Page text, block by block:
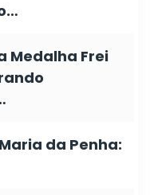
Medalha Frei
da Penha: